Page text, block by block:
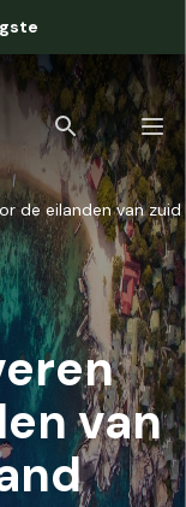
de eilanden van
van